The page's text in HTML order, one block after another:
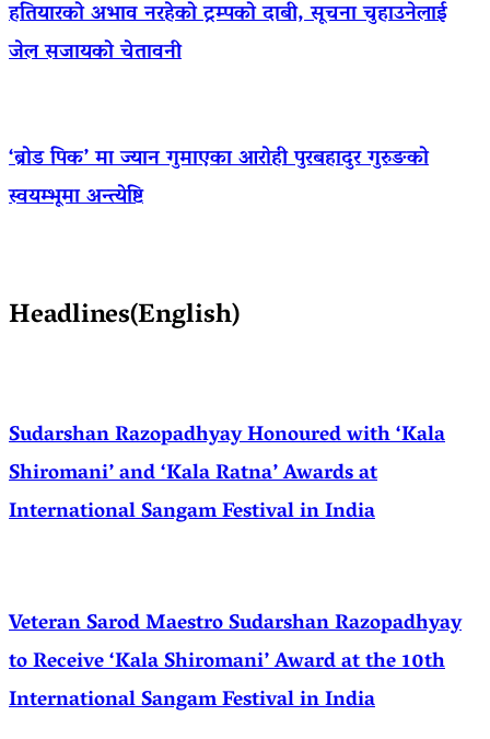
हतियारको अभाव नरहेको ट्रम्पको दाबी, सूचना चुहाउनेलाई
जेल सजायको चेतावनी
‘ब्रोड पिक’ मा ज्यान गुमाएका आराेही पुरबहादुर गुरुङको
स्वयम्भूमा अन्त्येष्टि
Headlines(English)
Sudarshan Razopadhyay Honoured with ‘Kala
Shiromani’ and ‘Kala Ratna’ Awards at
International Sangam Festival in India
Veteran Sarod Maestro Sudarshan Razopadhyay
to Receive ‘Kala Shiromani’ Award at the 10th
International Sangam Festival in India